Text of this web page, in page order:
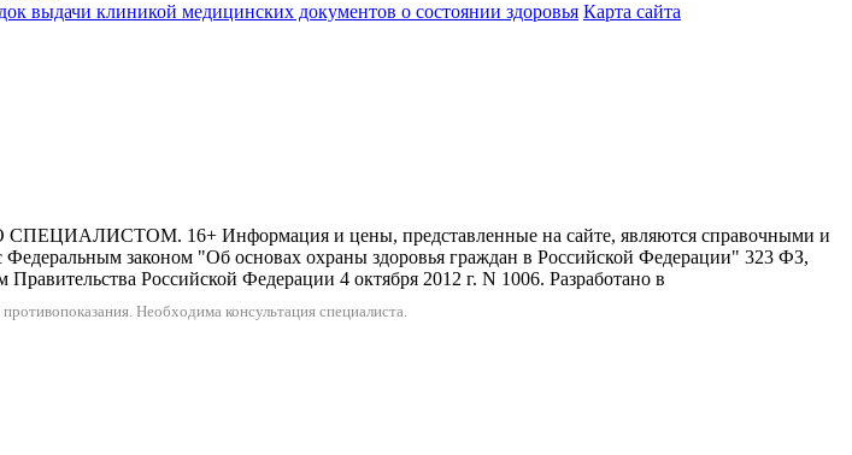
выдачи клиникой медицинских документов о состоянии здоровья Карта сайта
16+ Информация и цены, представленные на сайте, являются справочными и
законом "Об основах охраны здоровья граждан в Российской Федерации" 323 ФЗ,
Российской Федерации 4 октября 2012 г. N 1006. Разработано в
Необходима консультация специалиста.